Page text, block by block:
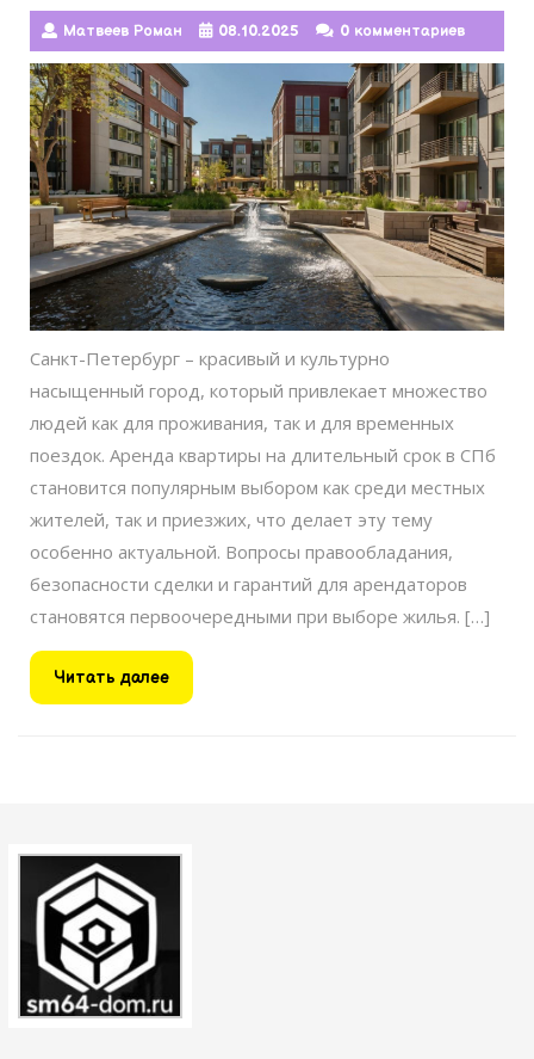
Матвеев Роман 08.10.2025 0 комментариев
Санкт-Петербург – красивый и культурно
насыщенный город, который привлекает множество
людей как для проживания, так и для временных
поездок. Аренда квартиры на длительный срок в СПб
становится популярным выбором как среди местных
жителей, так и приезжих, что делает эту тему
особенно актуальной. Вопросы правообладания,
безопасности сделки и гарантий для арендаторов
становятся первоочередными при выборе жилья. […]
Читать далееЧитать
далее